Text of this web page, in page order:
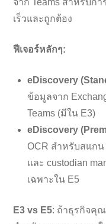
จาก Teams สำหรับก
เร็วและถูกต้อง
ฟีเจอร์หลักๆ:
eDiscovery
ข้อมูลจาก
Teams (มีใน E3)
eDiscovery
OCR สำหรับสแกน
และ custodian
เฉพาะใน E5
E3 vs E5: ถ้าธุรกิจคุ